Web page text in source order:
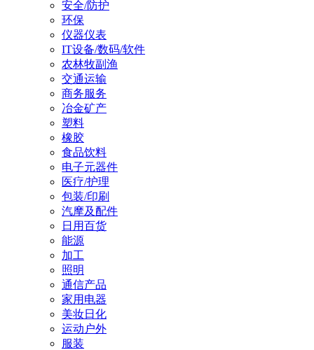
安全/防护
环保
仪器仪表
IT设备/数码/软件
农林牧副渔
交通运输
商务服务
冶金矿产
塑料
橡胶
食品饮料
电子元器件
医疗/护理
包装/印刷
汽摩及配件
日用百货
能源
加工
照明
通信产品
家用电器
美妆日化
运动户外
服装